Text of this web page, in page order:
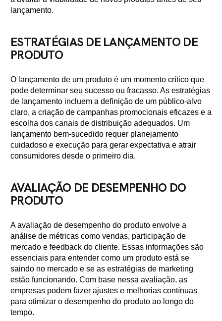
lançamento.
ESTRATÉGIAS DE LANÇAMENTO DE
PRODUTO
O lançamento de um produto é um momento crítico que
pode determinar seu sucesso ou fracasso. As estratégias
de lançamento incluem a definição de um público-alvo
claro, a criação de campanhas promocionais eficazes e a
escolha dos canais de distribuição adequados. Um
lançamento bem-sucedido requer planejamento
cuidadoso e execução para gerar expectativa e atrair
consumidores desde o primeiro dia.
AVALIAÇÃO DE DESEMPENHO DO
PRODUTO
A avaliação de desempenho do produto envolve a
análise de métricas como vendas, participação de
mercado e feedback do cliente. Essas informações são
essenciais para entender como um produto está se
saindo no mercado e se as estratégias de marketing
estão funcionando. Com base nessa avaliação, as
empresas podem fazer ajustes e melhorias contínuas
para otimizar o desempenho do produto ao longo do
tempo.